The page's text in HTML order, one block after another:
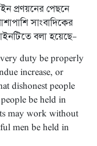
প্রণয়নের পেছনে
সাংবাদিকের
বলা হয়েছে–
duty be properly
increase, or
dishonest people
be held in
may work without
men be held in